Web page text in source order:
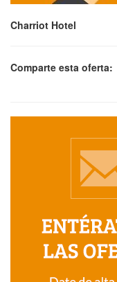
Charriot Hotel
Comparte esta oferta: